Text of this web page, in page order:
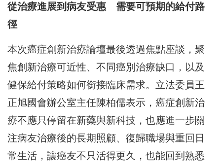
從治療進展到病友受惠 需要可預期的給付路
徑
本次癌症創新治療論壇最後透過焦點座談，聚
焦創新治療可近性、不同癌別治療缺口，以及
健保給付策略如何銜接臨床需求。立法委員王
正旭國會辦公室主任陳柏儒表示，癌症創新治
療不應只停留在新藥與新科技，也應進一步關
注病友治療後的長期照顧、復歸職場與重回日
常生活，讓癌友不只活得更久，也能回到熟悉